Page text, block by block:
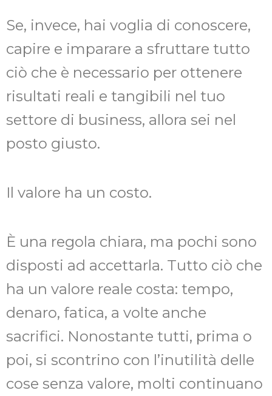
Se, invece, hai voglia di conoscere,
capire e imparare a sfruttare tutto
ciò che è necessario per ottenere
risultati reali e tangibili nel tuo
settore di business, allora sei nel
posto giusto.
Il valore ha un costo.
È una regola chiara, ma pochi sono
disposti ad accettarla. Tutto ciò che
ha un valore reale costa: tempo,
denaro, fatica, a volte anche
sacrifici. Nonostante tutti, prima o
poi, si scontrino con l’inutilità delle
cose senza valore, molti continuano